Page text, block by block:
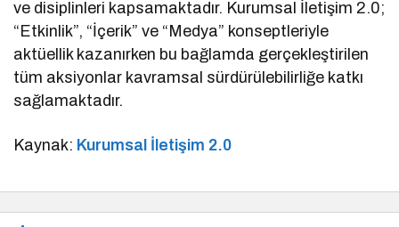
ve disiplinleri kapsamaktadır. Kurumsal İletişim 2.0;
“Etkinlik”, “İçerik” ve “Medya” konseptleriyle
aktüellik kazanırken bu bağlamda gerçekleştirilen
tüm aksiyonlar kavramsal sürdürülebilirliğe katkı
sağlamaktadır.
Kaynak: Kurumsal İletişim 2.0